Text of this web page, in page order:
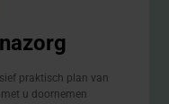
praktisch plan van
u doornemen